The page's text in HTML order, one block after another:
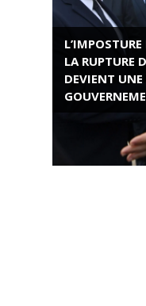
LA RUPTURE
DEVIENT
ROSE
RESISTANCE